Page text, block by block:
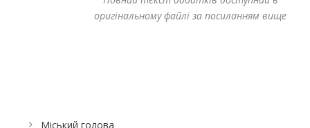
оригінальному файлі за посиланням вище
Міський голова